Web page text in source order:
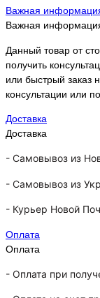
Важная
Важная
Данный товар от
получить
или быстрый заказ
консультации или
Доставка
Доставка
- Самовывоз из
- Самовывоз из
- Курьер Новой
Оплата
Оплата
- Оплата при